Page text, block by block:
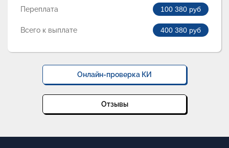
Переплата 100 380 руб
Всего к выплате 400 380 руб
Онлайн-проверка КИ
Отзывы